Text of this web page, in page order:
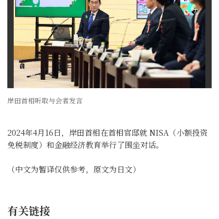
岸田首相听取与会者发言
2024年4月16日，岸田首相在首相官邸就 NISA（小额投资
免税制度）和金融经济教育举行了围坐对话。
（中文为暂译仅供参考，原文为日文）
有关链接